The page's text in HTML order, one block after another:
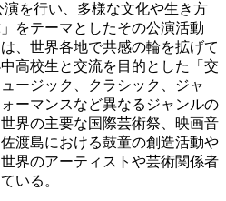
演を行い、多様な文化や生き方
をテーマとしたその公演活動
、世界各地で共感の輪を拡げて
高校生と交流を目的とした「交
ージック、クラシック、ジャ
ーマンスなど異なるジャンルの
界の主要な国際芸術祭、映画音
渡島における鼓童の創造活動や
界のアーティストや芸術関係者
いる。